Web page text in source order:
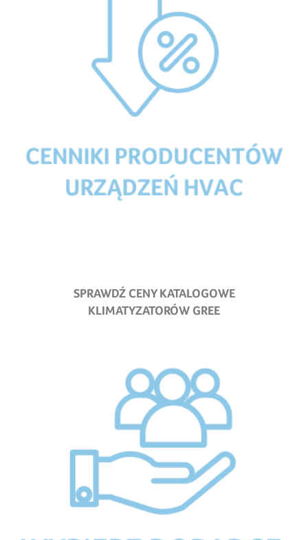
SPRAWDŹ CENY KATALOGOWE
KLIMATYZATORÓW GREE